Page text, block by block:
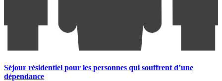
Séjour résidentiel pour les personnes qui souffrent d’une
dépendance